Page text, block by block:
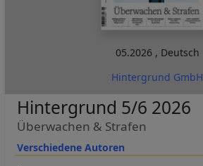
05.2026 , Deutsch
Hintergrund GmbH
Verschiedene Autoren
Hintergrund 5/6 2026
Überwachen & Strafen